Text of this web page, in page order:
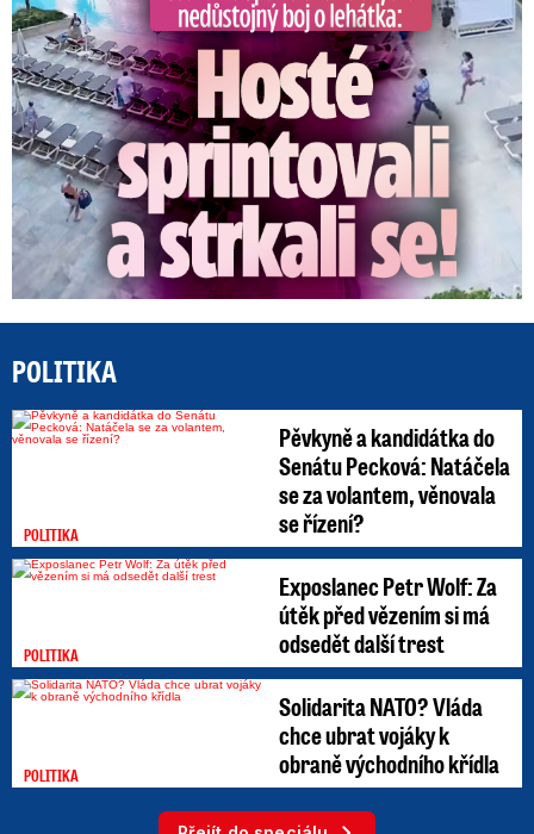
POLITIKA
POLITIKA
Pěvkyně a kandidátka do
Senátu Pecková: Natáčela
se za volantem, věnovala
se řízení?
POLITIKA
Exposlanec Petr Wolf: Za
útěk před vězením si má
odsedět další trest
POLITIKA
Solidarita NATO? Vláda
chce ubrat vojáky k
obraně východního křídla